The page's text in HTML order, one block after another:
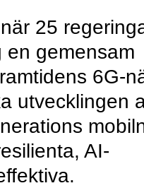
25
en gemensam
6G-
utvecklingen
AI-